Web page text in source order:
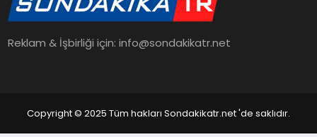
EĞITIM
Reklam & İşbirliği için: info@sondakikatr.net
Copyright © 2025 Tüm hakları Sondakikatr.net 'de saklıdır.